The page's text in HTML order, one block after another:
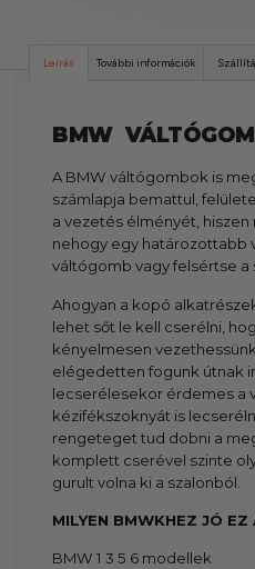
Leírás További információk
BMW
A BMW váltógombok is
számlapja bemattul,
a vezetés élményét,
nehogy egy határozottabb
váltógomb vagy felsértse a
Ahogyan a kopó
lehet sőt le kell cserélni,
kényelmesen
elégedetten fogunk útnak
lecserélesekor érdemes a
kézifékszoknyát is
rengeteget tud dobni a
komplett cserével szinte
gurult volna ki a szalonból.
MILYEN BMWKHEZ JÓ
BMW 1 3 5 6 modellek